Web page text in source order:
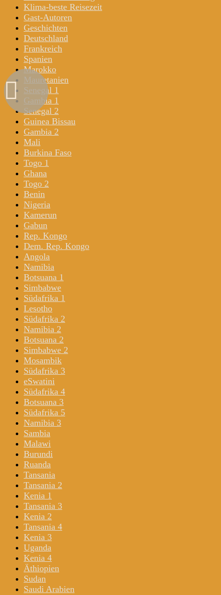
Klima-beste Reisezeit
Gast-Autoren
Geschichten
Deutschland
Frankreich
Spanien
Marokko
Mauretanien
Senegal 1
Gambia 1
Senegal 2
Guinea Bissau
Gambia 2
Mali
Burkina Faso
Togo 1
Ghana
Togo 2
Benin
Nigeria
Kamerun
Gabun
Rep. Kongo
Dem. Rep. Kongo
Angola
Namibia
Botsuana 1
Simbabwe
Südafrika 1
Lesotho
Südafrika 2
Namibia 2
Botsuana 2
Simbabwe 2
Mosambik
Südafrika 3
eSwatini
Südafrika 4
Botsuana 3
Südafrika 5
Namibia 3
Sambia
Malawi
Burundi
Ruanda
Tansania
Tansania 2
Kenia 1
Tansania 3
Kenia 2
Tansania 4
Kenia 3
Uganda
Kenia 4
Äthiopien
Sudan
Saudi Arabien